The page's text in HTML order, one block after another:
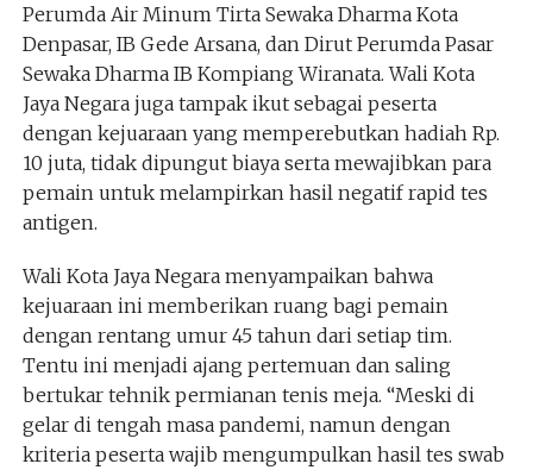
Perumda Air Minum Tirta Sewaka Dharma Kota
Denpasar, IB Gede Arsana, dan Dirut Perumda Pasar
Sewaka Dharma IB Kompiang Wiranata. Wali Kota
Jaya Negara juga tampak ikut sebagai peserta
dengan kejuaraan yang memperebutkan hadiah Rp.
10 juta, tidak dipungut biaya serta mewajibkan para
pemain untuk melampirkan hasil negatif rapid tes
antigen.
Wali Kota Jaya Negara menyampaikan bahwa
kejuaraan ini memberikan ruang bagi pemain
dengan rentang umur 45 tahun dari setiap tim.
Tentu ini menjadi ajang pertemuan dan saling
bertukar tehnik permianan tenis meja. “Meski di
gelar di tengah masa pandemi, namun dengan
kriteria peserta wajib mengumpulkan hasil tes swab